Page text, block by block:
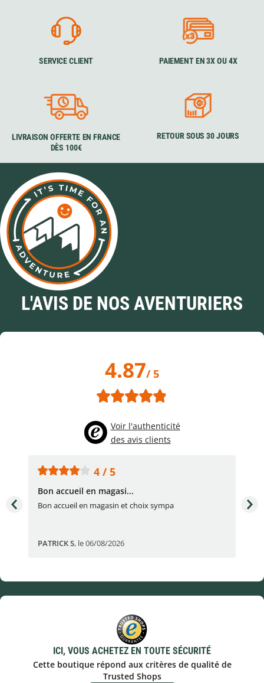
SERVICE CLIENT PAIEMENT EN 3X OU 4X
LIVRAISON OFFERTE EN FRANCE
DÈS 100€
RETOUR SOUS 30 JOURS
L'AVIS DE NOS AVENTURIERS
4.87/ 5
Voir l'authenticité
des avis clients
4 / 5
Bon accueil en magasi...
Bon accueil en magasin et choix sympa
PATRICK S, le 06/08/2026
ICI, VOUS ACHETEZ EN TOUTE SÉCURITÉ
Cette boutique répond aux critères de qualité de
Trusted Shops